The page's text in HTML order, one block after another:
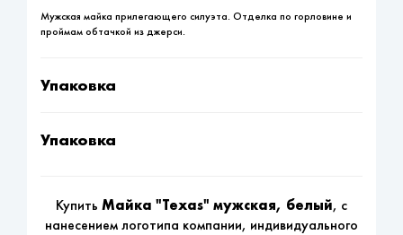
Мужская майка прилегающего силуэта. Отделка по горловине и
проймам обтачкой из джерси.
Упаковка
Упаковка
Купить Майка "Texas" мужская, белый, с
нанесением логотипа компании, индивидуального